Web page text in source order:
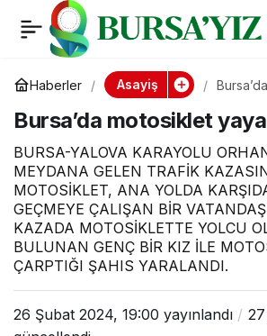
Haberler Asayiş
Bursa’da motosiklet
BURSA-YALOVA KARAYOLU
MEYDANA GELEN TRAFİK
MOTOSİKLET, ANA YOLDA
GEÇMEYE ÇALIŞAN BİR
KAZADA MOTOSİKLETTE YOLCU
BULUNAN GENÇ BİR KIZ İLE
ÇARPTIĞI ŞAHIS YARALANDI.
26 Şubat 2024, 19:00 yayınlandı
Bursa’da motosiklet
yaya çarptı